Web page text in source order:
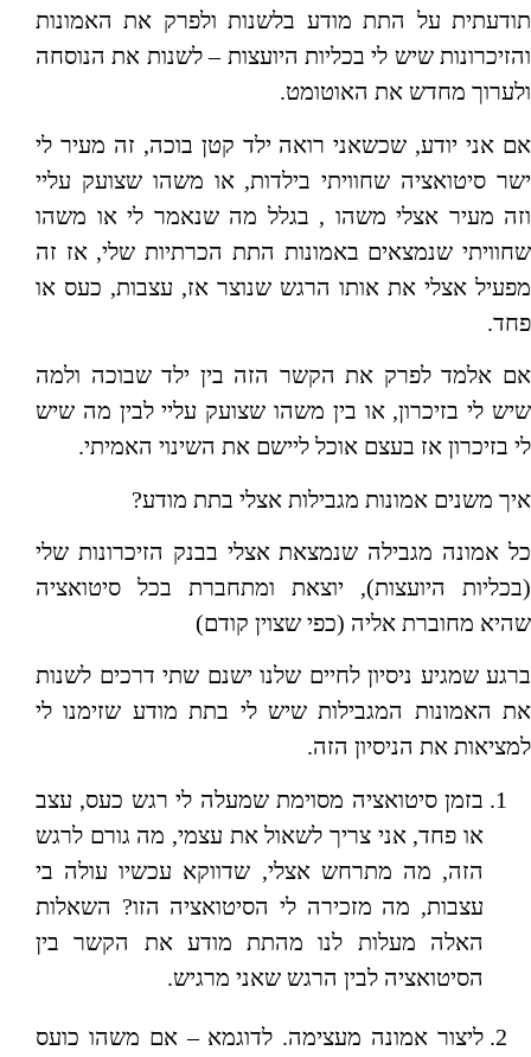
תודעתית על התת מודע בלשנות ולפרק את האמונות
והזיכרונות שיש לי בכליות היועצות – לשנות את הנוסחה
ולערוך מחדש את האוטומט.
אם אני יודע, שכשאני רואה ילד קטן בוכה, זה מעיר לי
ישר סיטואציה שחוויתי בילדות, או משהו שצועק עליי
וזה מעיר אצלי משהו , בגלל מה שנאמר לי או משהו
שחוויתי שנמצאים באמונות התת הכרתיות שלי, אז זה
מפעיל אצלי את אותו הרגש שנוצר אז, עצבות, כעס או
פחד.
אם אלמד לפרק את הקשר הזה בין ילד שבוכה ולמה
שיש לי בזיכרון, או בין משהו שצועק עליי לבין מה שיש
לי בזיכרון אז בעצם אוכל ליישם את השינוי האמיתי.
איך משנים אמונות מגבילות אצלי בתת מודע?
כל אמונה מגבילה שנמצאת אצלי בבנק הזיכרונות שלי
(בכליות היועצות), יוצאת ומתחברת בכל סיטואציה
שהיא מחוברת אליה (כפי שצוין קודם)
ברגע שמגיע ניסיון לחיים שלנו ישנם שתי דרכים לשנות
את האמונות המגבילות שיש לי בתת מודע שזימנו לי
למציאות את הניסיון הזה.
בזמן סיטואציה מסוימת שמעלה לי רגש כעס, עצב
או פחד, אני צריך לשאול את עצמי, מה גורם לרגש
הזה, מה מתרחש אצלי, שדווקא עכשיו עולה בי
עצבות, מה מזכירה לי הסיטואציה הזו? השאלות
האלה מעלות לנו מהתת מודע את הקשר בין
הסיטואציה לבין הרגש שאני מרגיש.
ליצור אמונה מעצימה. לדוגמא – אם משהו כועס